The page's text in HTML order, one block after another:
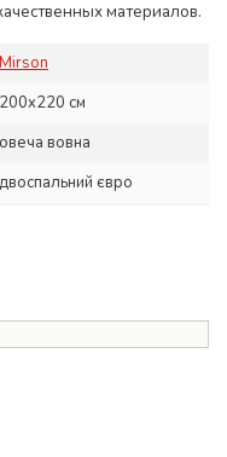
материалов.
Mirson
200x220 см
овеча вовна
двоспальний євро